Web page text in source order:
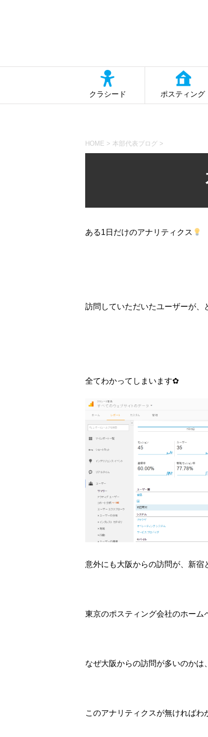
クラシード ポスティング
HOME > 本部代表ブログ >
ある1日だけのアナリティクス
訪問していただいたユーザーが、
全てわかってしまいます✿
意外にも大阪からの訪問が、新宿
東京のポスティング会社のホーム
なぜ大阪からの訪問が多いのかは
このアナリティクスが無ければわ